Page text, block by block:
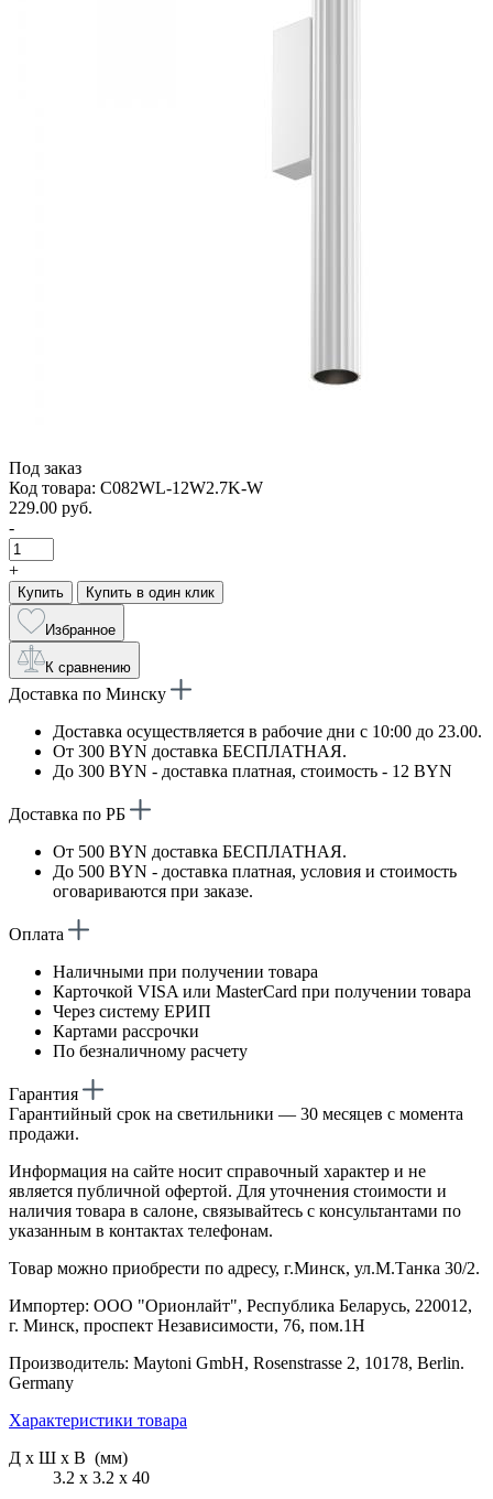
Под заказ
Код товара: C082WL-12W2.7K-W
229.00 руб.
-
+
Купить Купить в один клик
Избранное
К сравнению
Доставка по Минску
Доставка осуществляется в рабочие дни с 10:00 до 23.00.
От 300 BYN доставка БЕСПЛАТНАЯ.
До 300 BYN - доставка платная, стоимость - 12 BYN
Доставка по РБ
От 500 BYN доставка БЕСПЛАТНАЯ.
До 500 BYN - доставка платная, условия и стоимость
оговариваются при заказе.
Оплата
Наличными при получении товара
Карточкой VISA или MasterCard при получении товара
Через систему ЕРИП
Картами рассрочки
По безналичному расчету
Гарантия
Гарантийный срок на светильники — 30 месяцев с момента
продажи.
Информация на сайте носит справочный характер и не
является публичной офертой. Для уточнения стоимости и
наличия товара в салоне, связывайтесь с консультантами по
указанным в контактах телефонам.
Товар можно приобрести по адресу, г.Минск, ул.М.Танка 30/2.
Импортер: ООО "Орионлайт", Республика Беларусь, 220012,
г. Минск, проспект Независимости, 76, пом.1Н
Производитель: Maytoni GmbH, Rosenstrasse 2, 10178, Berlin.
Germany
Характеристики товара
Д х Ш х В (мм)
3.2 х 3.2 х 40